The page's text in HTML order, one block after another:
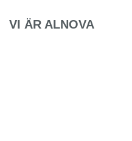
VI ÄR ALNOVA